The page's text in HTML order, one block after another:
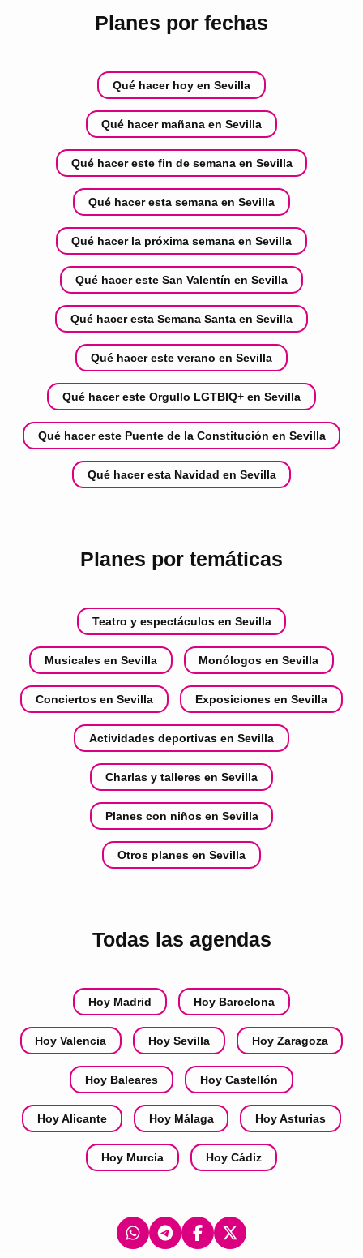
Planes por fechas
Qué hacer hoy en Sevilla
Qué hacer mañana en Sevilla
Qué hacer este fin de semana en Sevilla
Qué hacer esta semana en Sevilla
Qué hacer la próxima semana en Sevilla
Qué hacer este San Valentín en Sevilla
Qué hacer esta Semana Santa en Sevilla
Qué hacer este verano en Sevilla
Qué hacer este Orgullo LGTBIQ+ en Sevilla
Qué hacer este Puente de la Constitución en Sevilla
Qué hacer esta Navidad en Sevilla
Planes por temáticas
Teatro y espectáculos en Sevilla
Musicales en Sevilla Monólogos en Sevilla
Conciertos en Sevilla Exposiciones en Sevilla
Actividades deportivas en Sevilla
Charlas y talleres en Sevilla
Planes con niños en Sevilla
Otros planes en Sevilla
Todas las agendas
Hoy Madrid Hoy Barcelona
Hoy Valencia Hoy Sevilla Hoy Zaragoza
Hoy Baleares Hoy Castellón
Hoy Alicante Hoy Málaga Hoy Asturias
Hoy Murcia Hoy Cádiz